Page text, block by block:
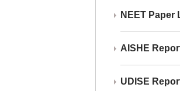
NEET Paper
AISHE
UDISE